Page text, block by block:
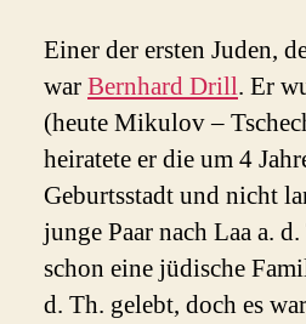
Einer der ersten Juden,
warBernhard Drill. Er
(heute Mikulov –
heiratete er die um 4
Geburtsstadt und nicht
junge Paar nach Laa a.
schon eine jüdische
d. Th. gelebt, doch es